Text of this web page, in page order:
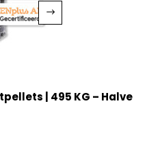
| 495 KG – Halve